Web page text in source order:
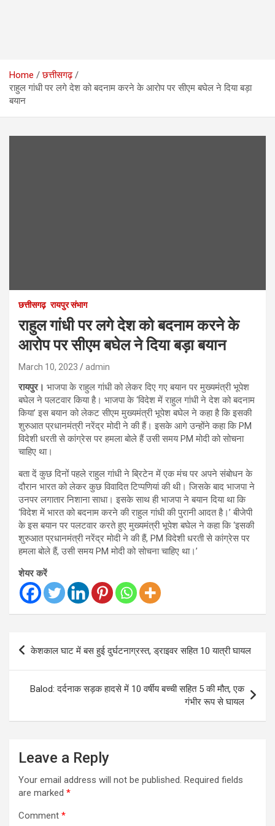
Home
छत्तीसगढ़
राहुल गांधी पर लगे देश को बदनाम करने के आरोप पर सीएम बघेल ने दिया बड़ा
बयान
छत्तीसगढ़ रायपुर संभाग
राहुल गांधी पर लगे देश को बदनाम करने के
आरोप पर सीएम बघेल ने दिया बड़ा बयान
March 10, 2023 admin
रायपुर। भाजपा के राहुल गांधी को लेकर दिए गए बयान पर मुख्यमंत्री भूपेश
बघेल ने पलटवार किया है। भाजपा के ‘विदेश में राहुल गांधी ने देश को बदनाम
किया’ इस बयान को लेकट सीएम मुख्यमंत्री भूपेश बघेल ने कहा है कि इसकी
शुरुआत प्रधानमंत्री नरेंद्र मोदी ने की हैं। इसके आगे उन्होंने कहा कि PM
विदेशी धरती से कांग्रेस पर हमला बोले हैं उसी समय PM मोदी को सोचना
चाहिए था।
बता दें कुछ दिनों पहले राहुल गांधी ने ब्रिटेन में एक मंच पर अपने संबोधन के
दौरान भारत को लेकर कुछ विवादित टिप्पणियां की थी। जिसके बाद भाजपा ने
उनपर लगातार निशाना साधा। इसके साथ ही भाजपा ने बयान दिया था कि
‘विदेश में भारत को बदनाम करने की राहुल गांधी की पुरानी आदत है।’ बीजेपी
के इस बयान पर पलटवार करते हुए मुख्यमंत्री भूपेश बघेल ने कहा कि ‘इसकी
शुरुआत प्रधानमंत्री नरेंद्र मोदी ने की हैं, PM विदेशी धरती से कांग्रेस पर
हमला बोले हैं, उसी समय PM मोदी को सोचना चाहिए था।’
शेयर करें
Post
केशकाल घाट में बस हुई दुर्घटनाग्रस्त, ड्राइवर सहित 10 यात्री घायल
Balod: दर्दनाक सड़क हादसे में 10 वर्षीय बच्ची सहित 5 की मौत, एक
गंभीर रूप से घायल
Leave a Reply
Your email address will not be published. Required fields
are marked *
Comment *